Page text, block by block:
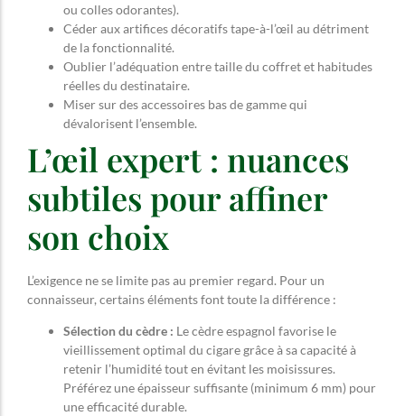
ou colles odorantes).
Céder aux artifices décoratifs tape-à-l’œil au détriment
de la fonctionnalité.
Oublier l’adéquation entre taille du coffret et habitudes
réelles du destinataire.
Miser sur des accessoires bas de gamme qui
dévalorisent l’ensemble.
L’œil expert : nuances
subtiles pour affiner
son choix
L’exigence ne se limite pas au premier regard. Pour un
connaisseur, certains éléments font toute la différence :
Sélection du cèdre : Le cèdre espagnol favorise le
vieillissement optimal du cigare grâce à sa capacité à
retenir l’humidité tout en évitant les moisissures.
Préférez une épaisseur suffisante (minimum 6 mm) pour
une efficacité durable.